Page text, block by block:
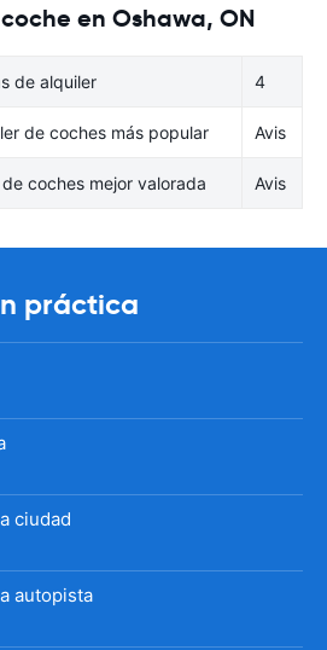
en Oshawa, ON
de alquiler 4
de coches más popular Avis
coches mejor valorada Avis
práctica
ciudad
autopista